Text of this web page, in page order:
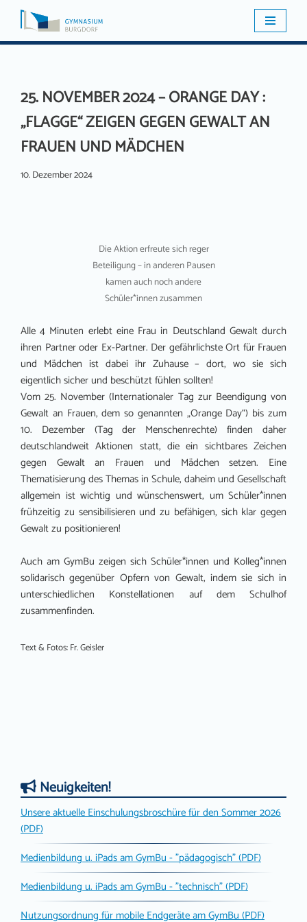
Zum
25. NOVEMBER 2024 – ORANGE DAY :
„FLAGGE“ ZEIGEN GEGEN GEWALT AN
FRAUEN UND MÄDCHEN
10. Dezember 2024
Die Aktion erfreute sich reger
Beteiligung – in anderen Pausen
kamen auch noch andere
Schüler*innen zusammen
Alle 4 Minuten erlebt eine Frau in Deutschland Gewalt durch
ihren Partner oder Ex-Partner. Der gefährlichste Ort für Frauen
und Mädchen ist dabei ihr Zuhause – dort, wo sie sich
eigentlich sicher und beschützt fühlen sollten!
Vom 25. November (Internationaler Tag zur Beendigung von
Gewalt an Frauen, dem so genannten „Orange Day“) bis zum
10. Dezember (Tag der Menschenrechte) finden daher
deutschlandweit Aktionen statt, die ein sichtbares Zeichen
gegen Gewalt an Frauen und Mädchen setzen. Eine
Thematisierung des Themas in Schule, daheim und Gesellschaft
allgemein ist wichtig und wünschenswert, um Schüler*innen
frühzeitig zu sensibilisieren und zu befähigen, sich klar gegen
Gewalt zu positionieren!
Auch am GymBu zeigen sich Schüler*innen und Kolleg*innen
solidarisch gegenüber Opfern von Gewalt, indem sie sich in
unterschiedlichen Konstellationen auf dem Schulhof
zusammenfinden.
Text & Fotos: Fr. Geisler
Neuigkeiten!
Unsere aktuelle Einschulungsbroschüre für den Sommer 2026
(PDF)
Medienbildung u. iPads am GymBu - "pädagogisch" (PDF)
Medienbildung u. iPads am GymBu - "technisch" (PDF)
Nutzungsordnung für mobile Endgeräte am GymBu (PDF)